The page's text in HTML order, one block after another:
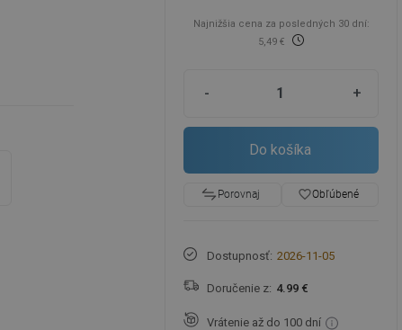
Najnižšia cena za posledných 30 dní:
5,49 €
- +
Do košíka
Porovnaj favorite_borderObľúbené
Dostupnosť: 2026-11-05
Doručenie z: 4.99 €
Vrátenie až do 100 dní